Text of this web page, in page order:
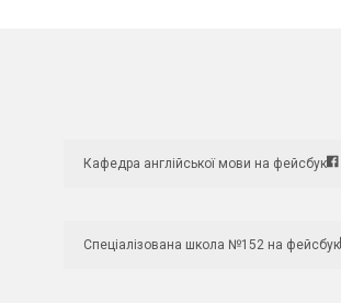
Кафедра англійської мови на фейсбук
Спеціалізована школа №152 на фейсбук